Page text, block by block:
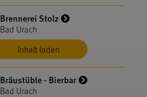
Inhalt laden
Brennerei Stolz
Bad Urach
Bräustüble - Bierbar
Bad Urach